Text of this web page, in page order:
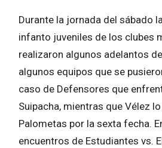
Durante la jornada del sábado
infanto juveniles de los clubes
realizaron algunos adelantos
algunos equipos que se
caso de Defensores que
Suipacha, mientras que Vélez
Palometas por la sexta fecha.
encuentros de Estudiantes vs.